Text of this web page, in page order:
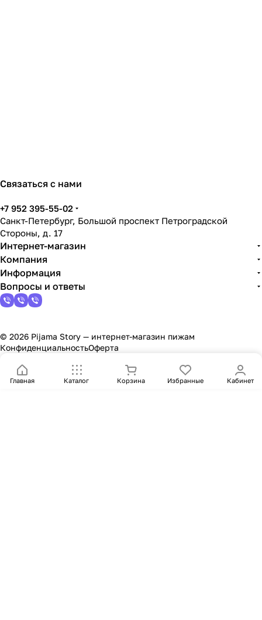
Связаться с нами
+7 952 395-55-02
Санкт-Петербург, Большой проспект Петроградской
Стороны, д. 17
Интернет-магазин
Компания
Информация
Вопросы и ответы
© 2026 Pijama Story — интернет-магазин пижам
КонфиденциальностьОферта
Главная Каталог Корзина Избранные Кабинет